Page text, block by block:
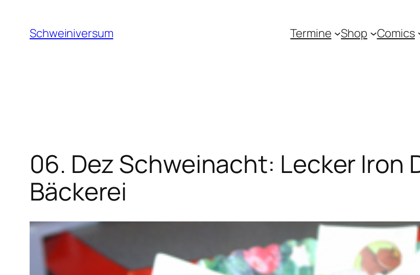
Inhalt
springen
Schweiniversum Termine Shop Comics
06. Dez Schweinacht: Lecker Iron
Bäckerei